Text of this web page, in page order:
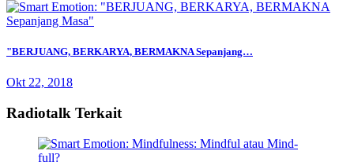
"BERJUANG, BERKARYA, BERMAKNA Sepanjang…
Okt 22, 2018
Radiotalk Terkait